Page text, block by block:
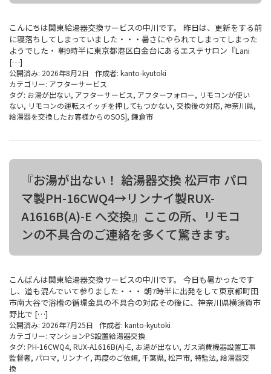
こんにちは関東給湯器交換サービスの中川です。 昨日は、更新をする前
に寝落ちしてしまっていました・・・暑さにやられてしまってしまった
ようでした・ 朝9時半に東京都港区白金台にあるエステサロン『Lani
[…]
公開済み: 2026年8月2日 作成者: kanto-kyutoki
カテゴリー: アフターサービス
タグ: お湯が出ない, アフターサービス, アフターフォロー, リモコンが使い
ない, リモコンの運転スイッチを押してもつかない, 交換後の対応, 神奈川県,
給湯器を交換したお客様からのSOS], 鎌倉市
『お湯が出ない！ 給湯器交換 松戸市 パロ
マ製PH-16CWQ4→リンナイ製RUX-
A1616B(A)-E へ交換』ここの所、リモコ
ンの不具合のご連絡を多くて驚きます。
こんばんは関東給湯器交換サービスの中川です。 今日も暑かったです
し、道も混んでいて参りました・・・ 朝7時半に出発をして東京都町田
市南大谷で浴槽の循環金具の不具合の対応その後に、神奈川県横須賀市
野比で […]
公開済み: 2026年7月25日 作成者: kanto-kyutoki
カテゴリー: マンションPS設置給湯器交換
タグ: PH-16CWQ4, RUX-A1616B(A)-E, お湯が出ない, ガス消費機器設置工事
監督者, パロマ, リンナイ, 再度のご依頼, 千葉県, 松戸市, 特監法, 給湯器交
換